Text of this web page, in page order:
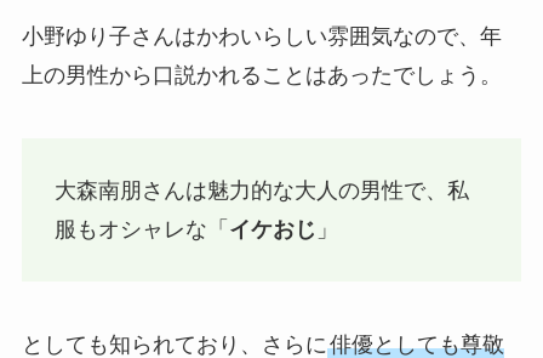
小野ゆり子さんはかわいらしい雰囲気なので、年
上の男性から口説かれることはあったでしょう。
大森南朋さんは魅力的な大人の男性で、私
服もオシャレな「 イケおじ 」
としても知られており、さらに俳優としても尊敬